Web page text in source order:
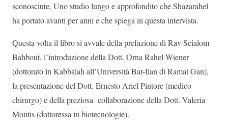
sconosciute. Uno studio lungo e approfondito che Shazarahel
ha portato avanti per anni e che spiega in questa intervista.
Questa volta il libro si avvale della prefazione di Rav Scialom
Bahbout, l’introduzione della Dott. Orna Rahel Wiener
(dottorato in Kabbalah all’Università Bar-Ilan di Ramat Gan),
la presentazione del Dott. Ernesto Ariel Pintore (medico
chirurgo) e della preziosa collaborazione della Dott. Valeria
Montis (dottoressa in biotecnologie).